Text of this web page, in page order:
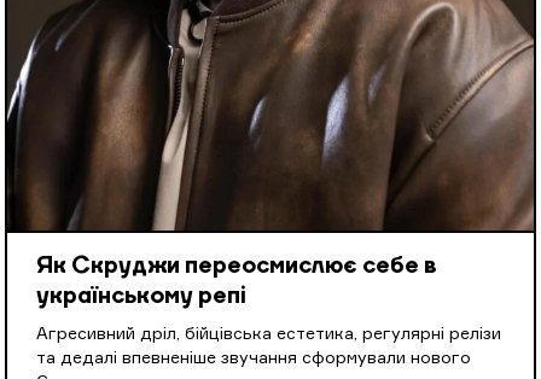
Як Скруджи переосмислює себе в
українському репі
Агресивний дріл, бійцівська естетика, регулярні релізи
та дедалі впевненіше звучання сформували нового